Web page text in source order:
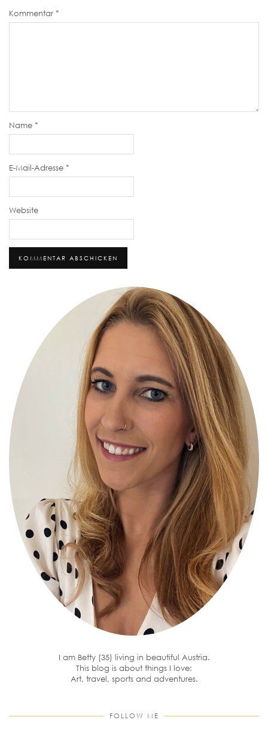
Kommentar *
Name *
E-Mail-Adresse *
Website
I am Betty (35) living in beautiful Austria.
This blog is about things I love:
Art, travel, sports and adventures.
FOLLOW ME